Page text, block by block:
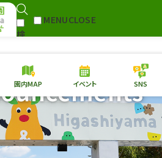
検
MENUCLOSE
本日の開園情報 チケ
園内MAP イベント
総合案内
園内MAP イベント SNS